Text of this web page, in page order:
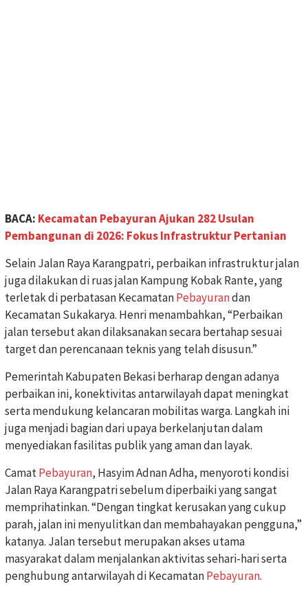
BACA: Kecamatan Pebayuran Ajukan 282 Usulan
Pembangunan di 2026: Fokus Infrastruktur Pertanian
Selain Jalan Raya Karangpatri, perbaikan infrastruktur jalan
juga dilakukan di ruas jalan Kampung Kobak Rante, yang
terletak di perbatasan KecamatanPebayurandan
Kecamatan Sukakarya. Henri menambahkan, “Perbaikan
jalan tersebut akan dilaksanakan secara bertahap sesuai
target dan perencanaan teknis yang telah disusun.”
Pemerintah Kabupaten Bekasi berharap dengan adanya
perbaikan ini, konektivitas antarwilayah dapat meningkat
serta mendukung kelancaran mobilitas warga. Langkah ini
juga menjadi bagian dari upaya berkelanjutan dalam
menyediakan fasilitas publik yang aman dan layak.
CamatPebayuran, Hasyim Adnan Adha, menyoroti kondisi
Jalan Raya Karangpatri sebelum diperbaiki yang sangat
memprihatinkan. “Dengan tingkat kerusakan yang cukup
parah, jalan ini menyulitkan dan membahayakan pengguna,”
katanya. Jalan tersebut merupakan akses utama
masyarakat dalam menjalankan aktivitas sehari-hari serta
penghubung antarwilayah di KecamatanPebayuran.